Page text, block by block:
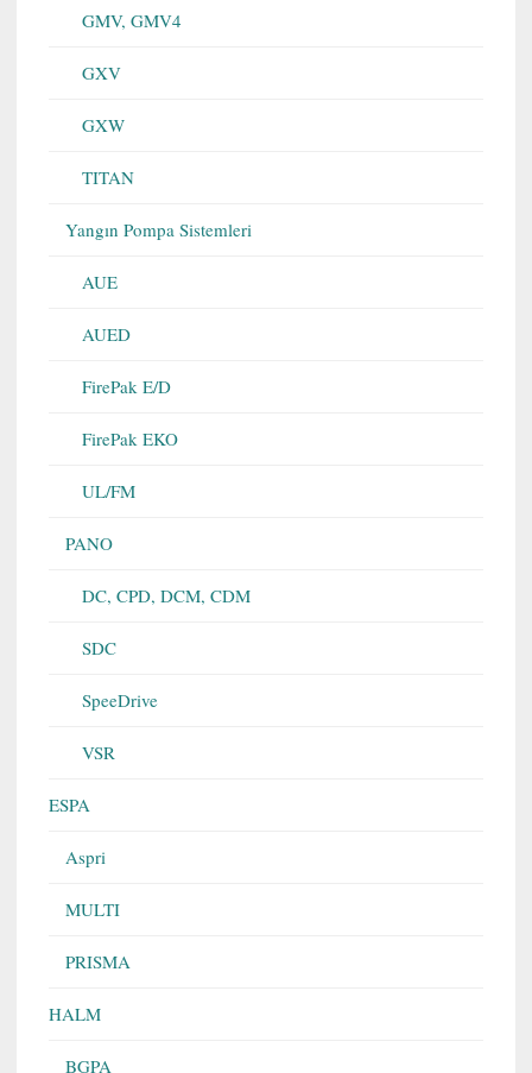
GMV, GMV4
GXV
GXW
TITAN
Yangın Pompa Sistemleri
AUE
AUED
FirePak E/D
FirePak EKO
UL/FM
PANO
DC, CPD, DCM, CDM
SDC
SpeeDrive
VSR
ESPA
Aspri
MULTI
PRISMA
HALM
BGPA